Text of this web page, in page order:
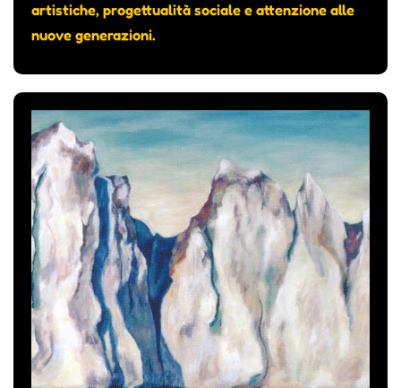
artistiche, progettualità sociale e attenzione alle
nuove generazioni.